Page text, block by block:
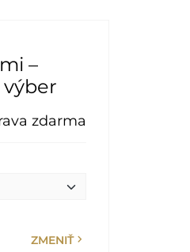
–
výber
zdarma
ZMENIŤchevron_right